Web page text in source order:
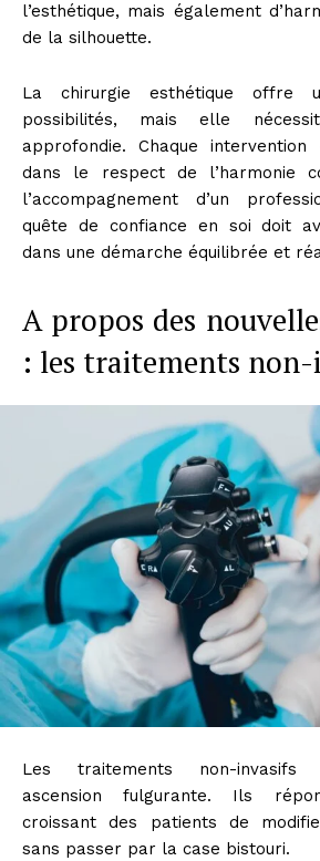
l’esthétique, mais également
de la silhouette.
La chirurgie esthétique offre
possibilités, mais elle
approfondie. Chaque
dans le respect de l’harmonie
l’accompagnement d’un
quête de confiance en soi doit
dans une démarche équilibrée et
A propos des
: les traitements non-
Les traitements non-invasifs
ascension fulgurante. Ils
croissant des patients de
sans passer par la case bistouri.